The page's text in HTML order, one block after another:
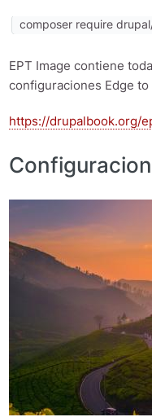
composer require
EPT Image contiene
configuraciones Edge to
https://drupalbook.org/